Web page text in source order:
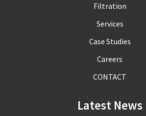
Filtration
Services
Case Studies
Careers
CONTACT
Latest News